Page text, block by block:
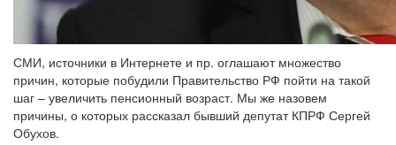
СМИ, источники в Интернете и пр. оглашают множество
причин, которые побудили Правительство РФ пойти на такой
шаг – увеличить пенсионный возраст. Мы же назовем
причины, о которых рассказал бывший депутат КПРФ Сергей
Обухов.